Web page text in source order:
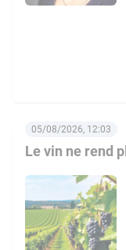
Le vin ne rend
05/08/2026, 12:03